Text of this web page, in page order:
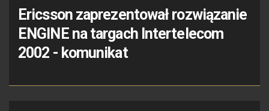
Ericsson zaprezentował rozwiązanie
ENGINE na targach Intertelecom
2002 - komunikat